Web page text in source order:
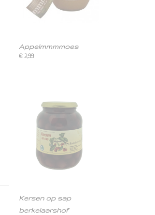
Appelmmmmoes
€ 2,99
Kersen op sap
berkelaarshof